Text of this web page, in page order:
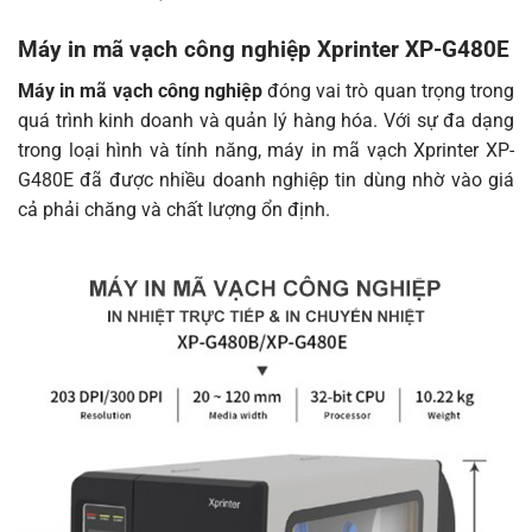
Environmental Conditions
Operation
environment
5 ~ 40°C（41~104°F），Humidity: 25 ~ 85%
no condensing
Storage
environment
-40 ~ 60°C（-40~140°F），Humidity: 10 ~
90% no condensing
Máy in mã vạch công nghiệp Xprinter XP-G480E
Máy in mã vạch công nghiệpđóng vai trò quan trọng trong
quá trình kinh doanh và quản lý hàng hóa. Với sự đa dạng
trong loại hình và tính năng, máy in mã vạch Xprinter XP-
G480E đã được nhiều doanh nghiệp tin dùng nhờ vào giá
cả phải chăng và chất lượng ổn định.